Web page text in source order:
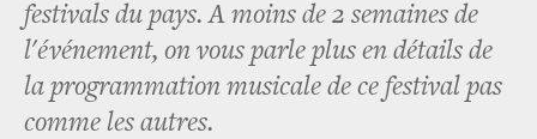
festivals du pays. A moins de 2 semaines de
l'événement, on vous parle plus en détails de
la programmation musicale de ce festival pas
comme les autres.